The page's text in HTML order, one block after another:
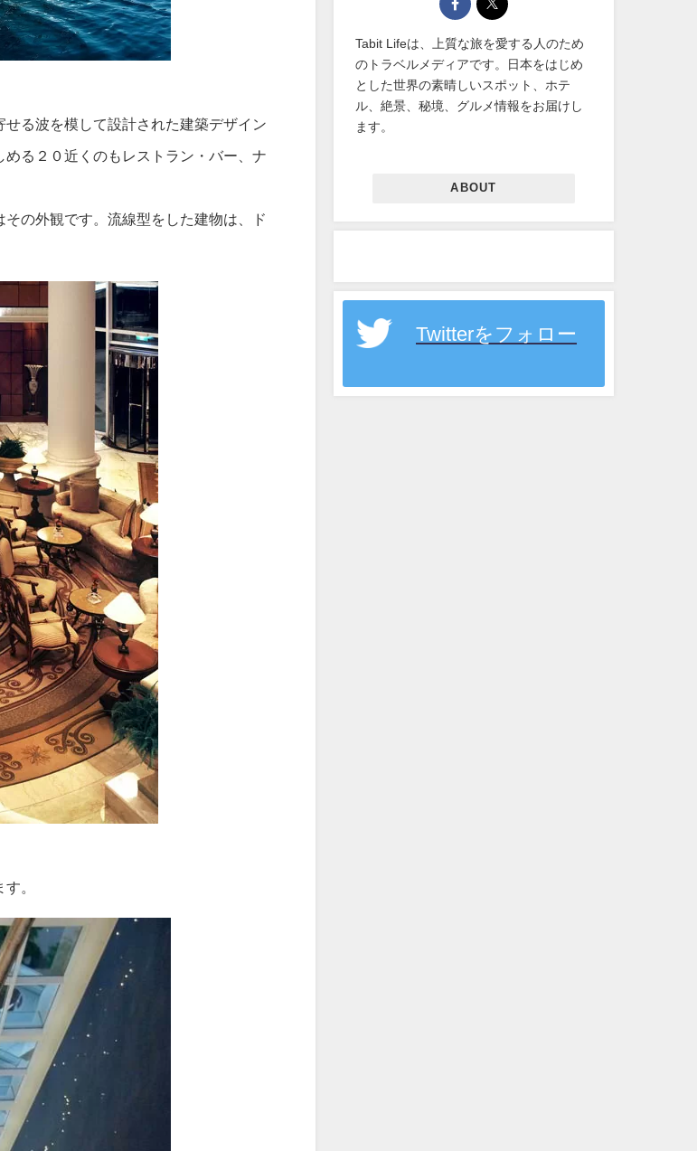
る波を模して設計された建築デザイン
る２０近くのもレストラン・バー、ナ
の外観です。流線型をした建物は、ド
。
Tabit Lifeは、上質な旅を愛する人のため
のトラベルメディアです。日本をはじめ
とした世界の素晴しいスポット、ホテ
ル、絶景、秘境、グルメ情報をお届けし
ます。
ABOUT
Twitterをフォロー